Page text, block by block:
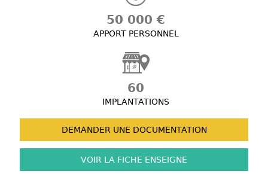
50 000 €
APPORT PERSONNEL
60
IMPLANTATIONS
DEMANDER UNE DOCUMENTATION
VOIR LA FICHE ENSEIGNE